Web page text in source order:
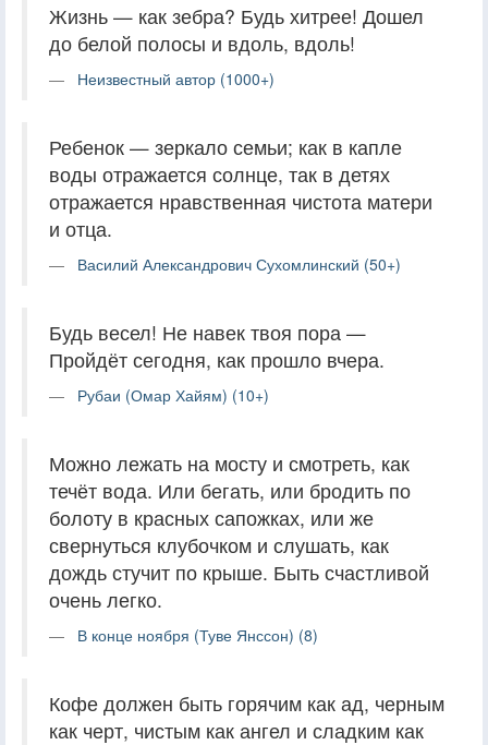
Жизнь — как зебра? Будь хитрее! Дошел
до белой полосы и вдоль, вдоль!
Неизвестный автор (1000+)
Ребенок — зеркало семьи; как в капле
воды отражается солнце, так в детях
отражается нравственная чистота матери
и отца.
Василий Александрович Сухомлинский (50+)
Будь весел! Не навек твоя пора —
Пройдёт сегодня, как прошло вчера.
Рубаи (Омар Хайям) (10+)
Можно лежать на мосту и смотреть, как
течёт вода. Или бегать, или бродить по
болоту в красных сапожках, или же
свернуться клубочком и слушать, как
дождь стучит по крыше. Быть счастливой
очень легко.
В конце ноября (Туве Янссон) (8)
Кофе должен быть горячим как ад, черным
как черт, чистым как ангел и сладким как